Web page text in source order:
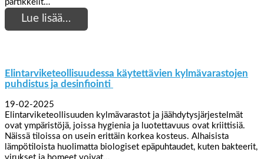
partikkelit…
Lue lisää…
Elintarviketeollisuudessa käytettävien kylmävarastojen
puhdistus ja desinfiointi
19-02-2025
Elintarviketeollisuuden kylmävarastot ja jäähdytysjärjestelmät
ovat ympäristöjä, joissa hygienia ja luotettavuus ovat kriittisiä.
Näissä tiloissa on usein erittäin korkea kosteus. Alhaisista
lämpötiloista huolimatta biologiset epäpuhtaudet, kuten bakteerit,